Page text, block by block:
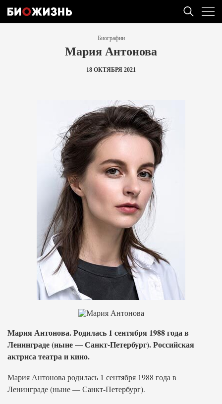
Биографии
Мария Антонова
18 ОКТЯБРЯ 2021
Мария Антонова. Родилась 1 сентября 1988 года в
Ленинграде (ныне — Санкт-Петербург). Российская
актриса театра и кино.
Мария Антонова родилась 1 сентября 1988 года в
Ленинграде (ныне — Санкт-Петербург).